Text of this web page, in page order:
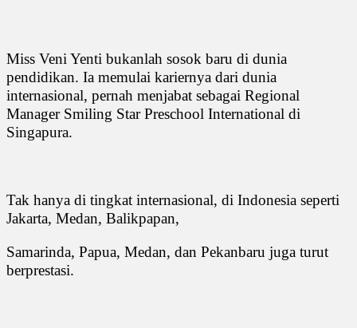
Miss Veni Yenti bukanlah sosok baru di dunia
pendidikan. Ia memulai kariernya dari dunia
internasional, pernah menjabat sebagai Regional
Manager Smiling Star Preschool International di
Singapura.
Tak hanya di tingkat internasional, di Indonesia seperti
Jakarta, Medan, Balikpapan,
Samarinda, Papua, Medan, dan Pekanbaru juga turut
berprestasi.